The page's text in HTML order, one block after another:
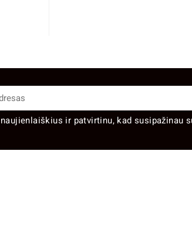
ir patvirtinu, kad susipažinau